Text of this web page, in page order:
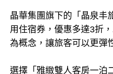
晶華集團旗下的「晶泉丰
用住宿券，優惠多達3折
為概念，讓旅客可以更彈
選擇「雅緻雙人客房一泊